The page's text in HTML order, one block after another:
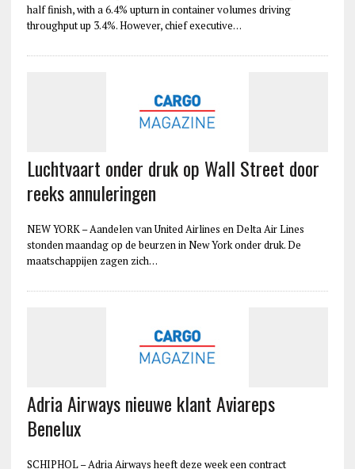
half finish, with a 6.4% upturn in container volumes driving
throughput up 3.4%. However, chief executive…
Luchtvaart onder druk op Wall Street door
reeks annuleringen
NEW YORK – Aandelen van United Airlines en Delta Air Lines
stonden maandag op de beurzen in New York onder druk. De
maatschappijen zagen zich…
Adria Airways nieuwe klant Aviareps
Benelux
SCHIPHOL – Adria Airways heeft deze week een contract